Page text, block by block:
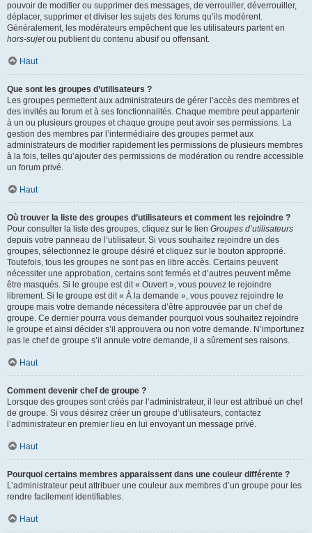
pouvoir de modifier ou supprimer des messages, de verrouiller, déverrouiller,
déplacer, supprimer et diviser les sujets des forums qu’ils modèrent.
Généralement, les modérateurs empêchent que les utilisateurs partent en
hors-sujetou publient du contenu abusif ou offensant.
Haut
Que sont les groupes d’utilisateurs ?
Les groupes permettent aux administrateurs de gérer l’accès des membres et
des invités au forum et à ses fonctionnalités. Chaque membre peut appartenir
à un ou plusieurs groupes et chaque groupe peut avoir ses permissions. La
gestion des membres par l’intermédiaire des groupes permet aux
administrateurs de modifier rapidement les permissions de plusieurs membres
à la fois, telles qu’ajouter des permissions de modération ou rendre accessible
un forum privé.
Haut
Où trouver la liste des groupes d’utilisateurs et comment les rejoindre ?
Pour consulter la liste des groupes, cliquez sur le lien Groupes d’utilisateurs
depuis votre panneau de l’utilisateur. Si vous souhaitez rejoindre un des
groupes, sélectionnez le groupe désiré et cliquez sur le bouton approprié.
Toutefois, tous les groupes ne sont pas en libre accès. Certains peuvent
nécessiter une approbation, certains sont fermés et d’autres peuvent même
être masqués. Si le groupe est dit « Ouvert », vous pouvez le rejoindre
librement. Si le groupe est dit « À la demande », vous pouvez rejoindre le
groupe mais votre demande nécessitera d’être approuvée par un chef de
groupe. Ce dernier pourra vous demander pourquoi vous souhaitez rejoindre
le groupe et ainsi décider s’il approuvera ou non votre demande. N’importunez
pas le chef de groupe s’il annule votre demande, il a sûrement ses raisons.
Haut
Comment devenir chef de groupe ?
Lorsque des groupes sont créés par l’administrateur, il leur est attribué un chef
de groupe. Si vous désirez créer un groupe d’utilisateurs, contactez
l’administrateur en premier lieu en lui envoyant un message privé.
Haut
Pourquoi certains membres apparaissent dans une couleur différente ?
L’administrateur peut attribuer une couleur aux membres d’un groupe pour les
rendre facilement identifiables.
Haut